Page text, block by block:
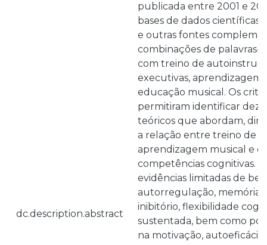
dc.description.abstract
publicada entre 2001 e
bases de dados científicas
e outras fontes
combinações de palavras-
com treino de
executivas,
educação musical. Os
permitiram identificar dez
teóricos que abordam,
a relação entre treino de
aprendizagem musical e
competências cognitivas.
evidências limitadas de
autorregulação, memória
inibitório, flexibilidade
sustentada, bem como
na motivação,